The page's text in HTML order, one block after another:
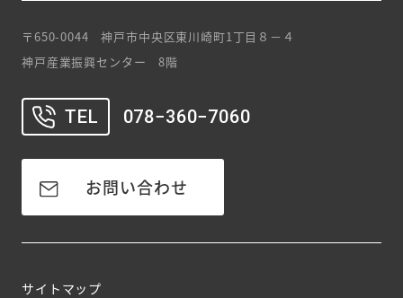
〒650-0044 神戸市中央区東川崎町1丁目８－４
神戸産業振興センター 8階
TEL 078−360−7060
お問い合わせ
サイトマップ